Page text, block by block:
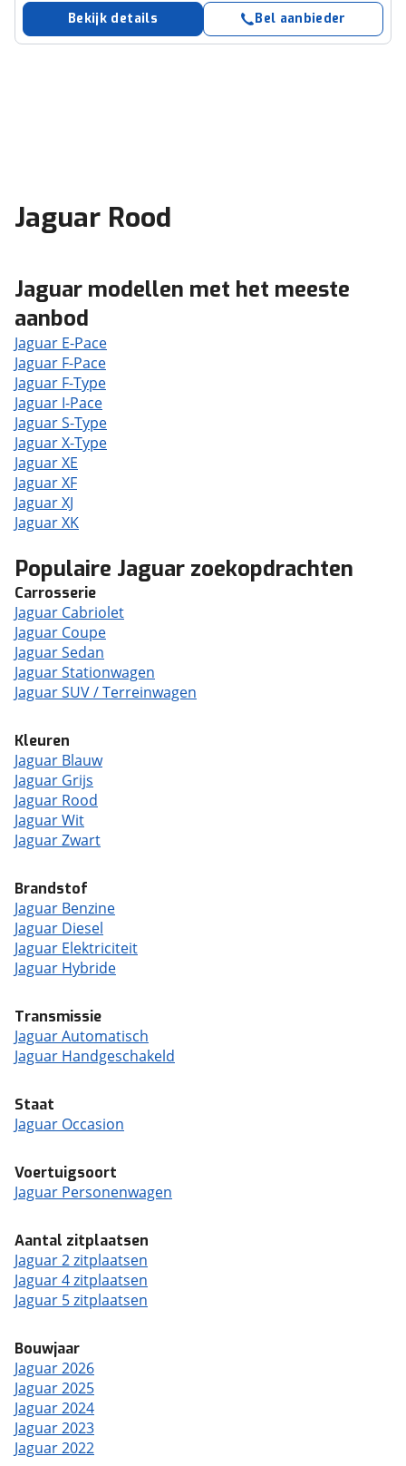
Bekijk details Bel aanbieder
Jaguar Rood
Jaguar modellen met het meeste
aanbod
Jaguar E-Pace
Jaguar F-Pace
Jaguar F-Type
Jaguar I-Pace
Jaguar S-Type
Jaguar X-Type
Jaguar XE
Jaguar XF
Jaguar XJ
Jaguar XK
Populaire Jaguar zoekopdrachten
Carrosserie
Jaguar Cabriolet
Jaguar Coupe
Jaguar Sedan
Jaguar Stationwagen
Jaguar SUV / Terreinwagen
Kleuren
Jaguar Blauw
Jaguar Grijs
Jaguar Rood
Jaguar Wit
Jaguar Zwart
Brandstof
Jaguar Benzine
Jaguar Diesel
Jaguar Elektriciteit
Jaguar Hybride
Transmissie
Jaguar Automatisch
Jaguar Handgeschakeld
Staat
Jaguar Occasion
Voertuigsoort
Jaguar Personenwagen
Aantal zitplaatsen
Jaguar 2 zitplaatsen
Jaguar 4 zitplaatsen
Jaguar 5 zitplaatsen
Bouwjaar
Jaguar 2026
Jaguar 2025
Jaguar 2024
Jaguar 2023
Jaguar 2022